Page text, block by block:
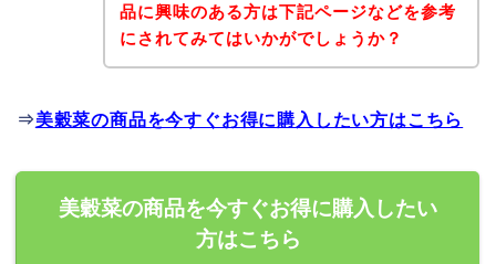
品に興味のある方は下記ページなどを参考
にされてみてはいかがでしょうか？
⇒美穀菜の商品を今すぐお得に購入したい方はこちら
美穀菜の商品を今すぐお得に購入したい
方はこちら